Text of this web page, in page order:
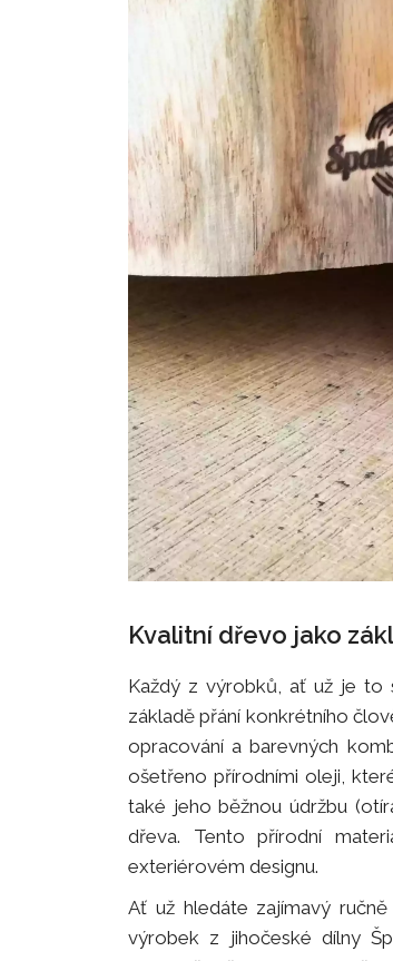
Kvalitní dřevo jako
Každý z výrobků, ať už je to
základě přání konkrétního
opracování a barevných
ošetřeno přírodními oleji,
také jeho běžnou údržbu
dřeva. Tento přírodní
exteriérovém designu.
Ať už hledáte zajímavý
výrobek z jihočeské dílny